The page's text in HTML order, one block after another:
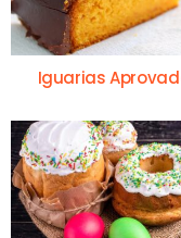
Iguarias